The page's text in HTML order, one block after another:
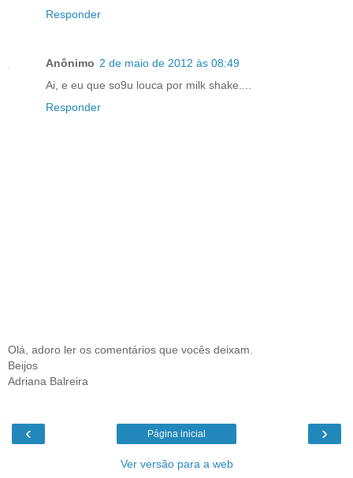
Responder
Anônimo 2 de maio de 2012 às 08:49
Ai, e eu que so9u louca por milk shake....
Responder
Olá, adoro ler os comentários que vocês deixam.
Beijos
Adriana Balreira
‹ ›
Página inicial
Ver versão para a web